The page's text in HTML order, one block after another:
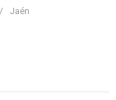
Jaén